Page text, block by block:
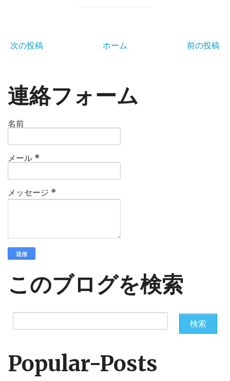
次の投稿 前の投稿
ホーム
連絡フォーム
名前
メール *
メッセージ *
このブログを検索
Popular-Posts